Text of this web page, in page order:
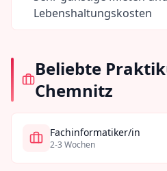
Lebenshaltungskosten
Beliebte
Chemnitz
Fachinformatiker/in
2-3 Wochen